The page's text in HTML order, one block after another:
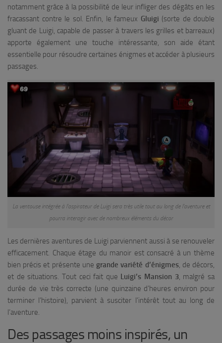
notamment grâce à la possibilité de leur infliger des dégâts en les
fracassant contre le sol. Enfin, le fameux Gluigi (sorte de double
gluant de Luigi, capable de passer à travers les grilles et barreaux)
apporte également une touche intéressante, son aide étant
essentielle pour résoudre certaines énigmes et accéder à plusieurs
passages.
La ventouse intégrée à l’aspirateur de Luigi sera très utile tout au long de l’aventure et
pourra interagir avec de nombreux éléments du décor
Les dernières aventures de Luigi parviennent aussi à se renouveler
efficacement. Chaque étage du manoir est consacré à un thème
bien précis et présente une grande variété d’énigmes, de décors,
et de situations. Tout ceci fait que Luigi’s Mansion 3, malgré sa
durée de vie très correcte (une quinzaine d’heures environ pour
terminer l’histoire), parvient à susciter l’intérêt tout au long de
l’aventure.
Des passages moins inspirés, un